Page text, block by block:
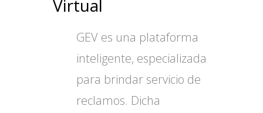
Virtual
GEV es una plataforma
inteligente, especializada
para brindar servicio de
reclamos. Dicha